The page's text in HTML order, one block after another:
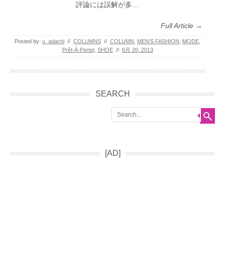
評論には誤解が多…
Full Article →
Posted by: u_adachi // COLUMNS // COLUMN MEN'S FASHION MODE
Prêt-À-Porter, SHOE // 6月 20, 2013
SEARCH
Search
[AD]